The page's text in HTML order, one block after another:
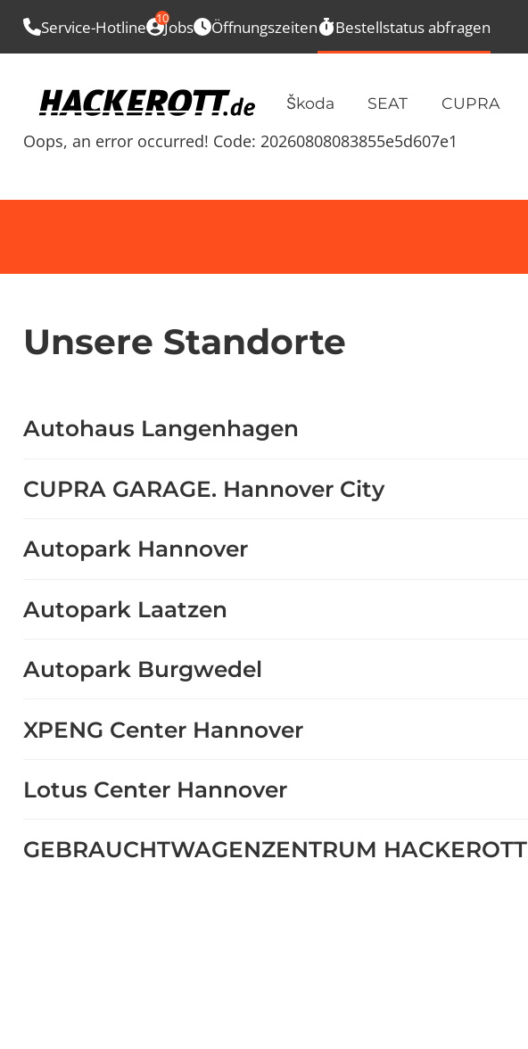
Service-Hotline Jobs
10 Öffnungszeiten Bestellstatus abfragen
Škoda SEAT CUPRA
Oops, an error occurred! Code: 20260808083855e5d607e1
Unsere Standorte
Autohaus Langenhagen
CUPRA GARAGE. Hannover City
Autopark Hannover
Autopark Laatzen
Autopark Burgwedel
XPENG Center Hannover
Lotus Center Hannover
GEBRAUCHTWAGENZENTRUM HACKEROTT